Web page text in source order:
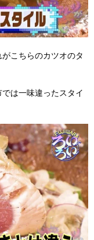
こちらのカツオのタ
は一味違ったスタイ